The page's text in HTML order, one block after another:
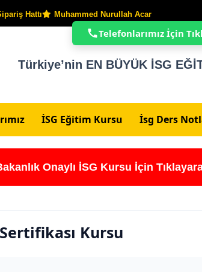
Hattı Muhammed Nurullah Acar
Türkiye’nin EN BÜYÜK İSG
İSG Eğitim Kursu İsg Ders
Onaylı İSG Kursu İçin
Kursu
Telefonlarımız İçin